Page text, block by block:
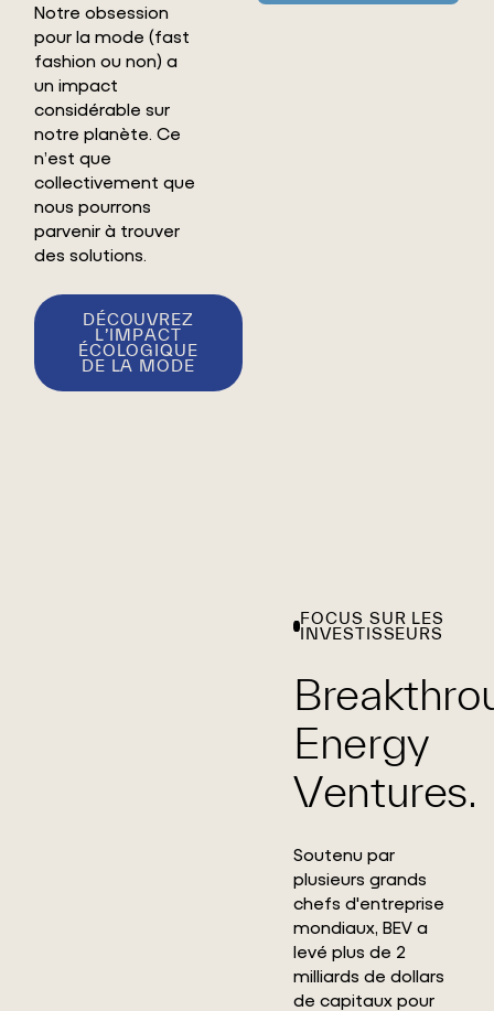
Notre obsession
pour la mode (fast
fashion ou non) a
un impact
considérable sur
notre planète. Ce
n’est que
collectivement que
nous pourrons
parvenir à trouver
des solutions.
DÉCOUVREZ
L’IMPACT
ÉCOLOGIQUE
DE LA MODE
FOCUS SUR LES
INVESTISSEURS
Energy
Ventures.
Soutenu par
plusieurs grands
chefs d'entreprise
mondiaux, BEV a
levé plus de 2
milliards de dollars
de capitaux pour